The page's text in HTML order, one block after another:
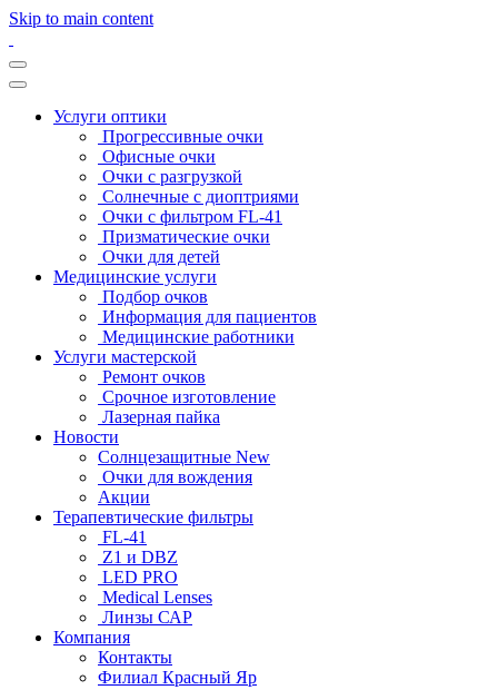
Skip to main content
Услуги оптики
Прогрессивные очки
Офисные очки
Очки с разгрузкой
Солнечные с диоптриями
Очки с фильтром FL-41
Призматические очки
Очки для детей
Медицинские услуги
Подбор очков
Информация для пациентов
Медицинские работники
Услуги мастерской
Ремонт очков
Срочное изготовление
Лазерная пайка
Новости
Солнцезащитные New
Очки для вождения
Акции
Терапевтические фильтры
FL-41
Z1 и DBZ
LED PRO
Medical Lenses
Линзы САР
Компания
Контакты
Филиал Красный Яр